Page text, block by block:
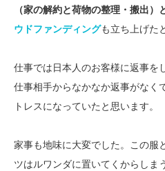
（家の解約と荷物の整理・搬出
ウドファンディングも立ち上げた
仕事では日本人のお客様に返事を
仕事相手からなかなか返事がなく
トレスになっていたと思います。
家事も地味に大変でした。この服
ツはルワンダに置いてくからしま